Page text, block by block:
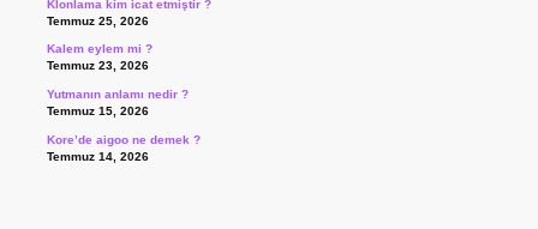
Klonlama kim icat etmiştir ?
Temmuz 25, 2026
Kalem eylem mi ?
Temmuz 23, 2026
Yutmanın anlamı nedir ?
Temmuz 15, 2026
Kore’de aigoo ne demek ?
Temmuz 14, 2026